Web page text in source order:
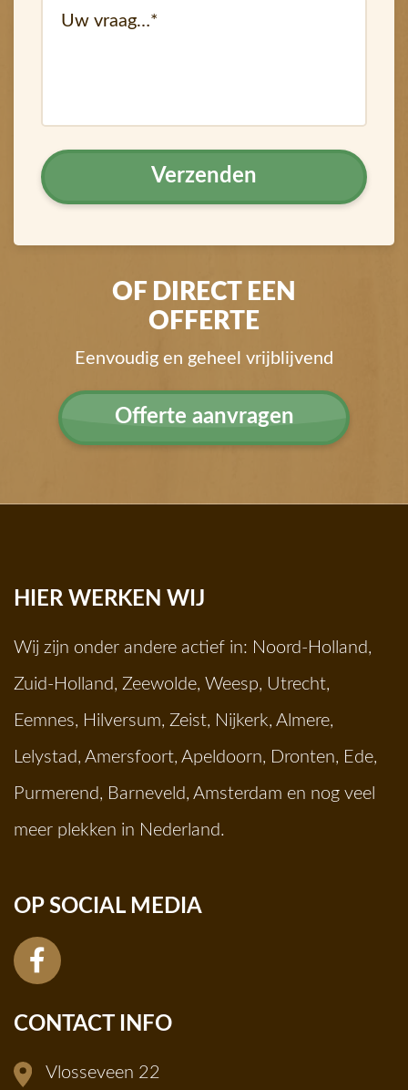
OF DIRECT EEN
OFFERTE
Eenvoudig en geheel vrijblijvend
Offerte aanvragen
HIER WERKEN WIJ
Wij zijn onder andere actief in: Noord-Holland,
Zuid-Holland, Zeewolde, Weesp, Utrecht,
Eemnes, Hilversum, Zeist, Nijkerk, Almere,
Lelystad, Amersfoort, Apeldoorn, Dronten, Ede,
Purmerend, Barneveld, Amsterdam en nog veel
meer plekken in Nederland.
OP SOCIAL MEDIA
CONTACT INFO
Vlosseveen 22